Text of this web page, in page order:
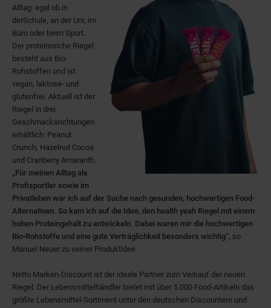
Alltag: egal ob in
derSchule, an der Uni, im
Büro oder beim Sport.
Der proteinreiche Riegel
besteht aus Bio-
Rohstoffen und ist
vegan, laktose- und
glutenfrei. Aktuell ist der
Riegel in drei
Geschmacksrichtungen
erhältlich: Peanut
Crunch, Hazelnut Cocoa
und Cranberry Amaranth.
„Für meinen Alltag als
Profisportler sowie im
Privatleben war ich auf der Suche nach gesunden, hochwertigen Food-
Alternativen. So kam ich auf die Idee, den health yeah Riegel mit einem
hohen Proteingehalt zu entwickeln. Dabei waren mir die hochwertigen
Bio-Rohstoffe und eine gute Verträglichkeit besonders wichtig“, so
Manuel Neuer zu seiner Produktidee.
Netto Marken-Discount ist der ideale Partner zum Verkauf der neuen
Riegel: Der Lebensmittelhändler bietet mit über 5.000 Food-Artikeln das
größte Lebensmittel-Sortiment unter den deutschen Discountern und